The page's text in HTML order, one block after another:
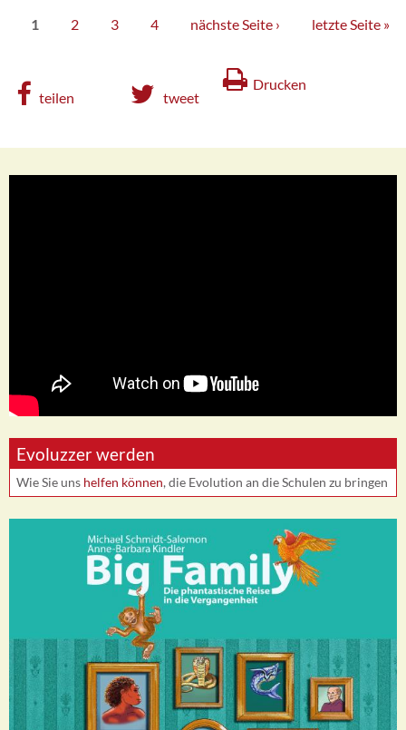
1
2 3 4 nächste Seite › letzte Seite »
Drucken
teilen
tweet
Evoluzzer werden
Wie Sie uns helfen können, die Evolution an die Schulen zu bringen